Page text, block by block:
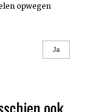
opwegen
Ja